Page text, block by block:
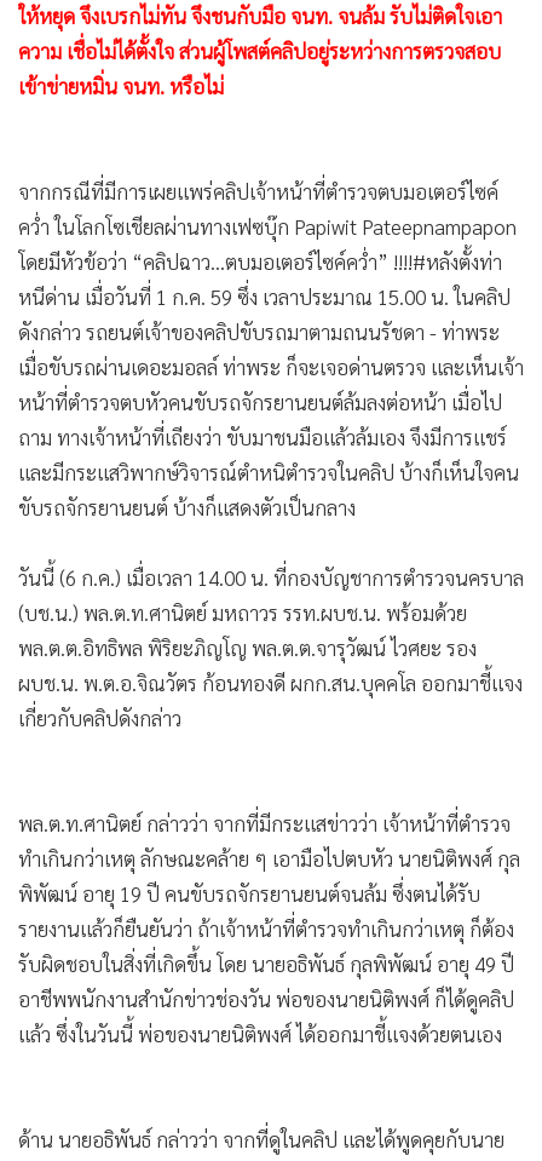
• อาชญากรรม
• Motoring
• เกม
หุ้น
•
อินโดจีน
กองทุนรวม
• Celeb Online
• Factcheck
• ญี่ปุ่น
• News1
• Gotomanager
ให้หยุด จึงเบรกไม่ทัน จึงชนกับมือ จนท. จนล้ม รับไม่ติดใจเอา
ความ เชื่อไม่ได้ตั้งใจ ส่วนผู้โพสต์คลิปอยู่ระหว่างการตรวจสอบ
เข้าข่ายหมิ่น จนท. หรือไม่
จากกรณีที่มีการเผยแพร่คลิปเจ้าหน้าที่ตำรวจตบมอเตอร์ไซค์
คว่ำ ในโลกโซเชียลผ่านทางเฟซบุ๊ก Papiwit Pateepnampapon
โดยมีหัวข้อว่า “คลิปฉาว...ตบมอเตอร์ไซค์คว่ำ” !!!!#หลังตั้งท่า
หนีด่าน เมื่อวันที่ 1 ก.ค. 59 ซึ่ง เวลาประมาณ 15.00 น. ในคลิป
ดังกล่าว รถยนต์เจ้าของคลิปขับรถมาตามถนนรัชดา - ท่าพระ
เมื่อขับรถผ่านเดอะมอลล์ ท่าพระ ก็จะเจอด่านตรวจ และเห็นเจ้า
หน้าที่ตำรวจตบหัวคนขับรถจักรยานยนต์ล้มลงต่อหน้า เมื่อไป
ถาม ทางเจ้าหน้าที่เถียงว่า ขับมาชนมือแล้วล้มเอง จึงมีการแชร์
และมีกระแสวิพากษ์วิจารณ์ตำหนิตำรวจในคลิป บ้างก็เห็นใจคน
ขับรถจักรยานยนต์ บ้างก็แสดงตัวเป็นกลาง
วันนี้ (6 ก.ค.) เมื่อเวลา 14.00 น. ที่กองบัญชาการตำรวจนครบาล
(บช.น.) พล.ต.ท.ศานิตย์ มหถาวร รรท.ผบช.น. พร้อมด้วย
พล.ต.ต.อิทธิพล พิริยะภิญโญ พล.ต.ต.จารุวัฒน์ ไวศยะ รอง
ผบช.น. พ.ต.อ.จิณวัตร ก้อนทองดี ผกก.สน.บุคคโล ออกมาชี้แจง
เกี่ยวกับคลิปดังกล่าว
พล.ต.ท.ศานิตย์ กล่าวว่า จากที่มีกระแสข่าวว่า เจ้าหน้าที่ตำรวจ
ทำเกินกว่าเหตุ ลักษณะคล้าย ๆ เอามือไปตบหัว นายนิติพงศ์ กุล
พิพัฒน์ อายุ 19 ปี คนขับรถจักรยานยนต์จนล้ม ซึ่งตนได้รับ
รายงานแล้วก็ยืนยันว่า ถ้าเจ้าหน้าที่ตำรวจทำเกินกว่าเหตุ ก็ต้อง
รับผิดชอบในสิ่งที่เกิดขึ้น โดย นายอธิพันธ์ กุลพิพัฒน์ อายุ 49 ปี
อาชีพพนักงานสำนักข่าวช่องวัน พ่อของนายนิติพงศ์ ก็ได้ดูคลิป
แล้ว ซึ่งในวันนี้ พ่อของนายนิติพงศ์ ได้ออกมาชี้แจงด้วยตนเอง
ด้าน นายอธิพันธ์ กล่าวว่า จากที่ดูในคลิป และได้พูดคุยกับนาย